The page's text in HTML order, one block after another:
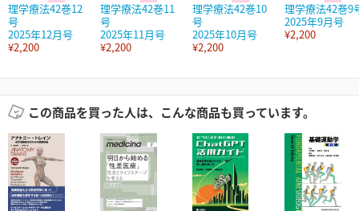
理学療法42巻12
号
2025年12月号
¥2,200
理学療法42巻11
号
2025年11月号
¥2,200
理学療法42巻10
号
2025年10月号
¥2,200
理学療法42巻9
2025年9月号
¥2,200
この商品を買った人は、こんな商品も買っています。